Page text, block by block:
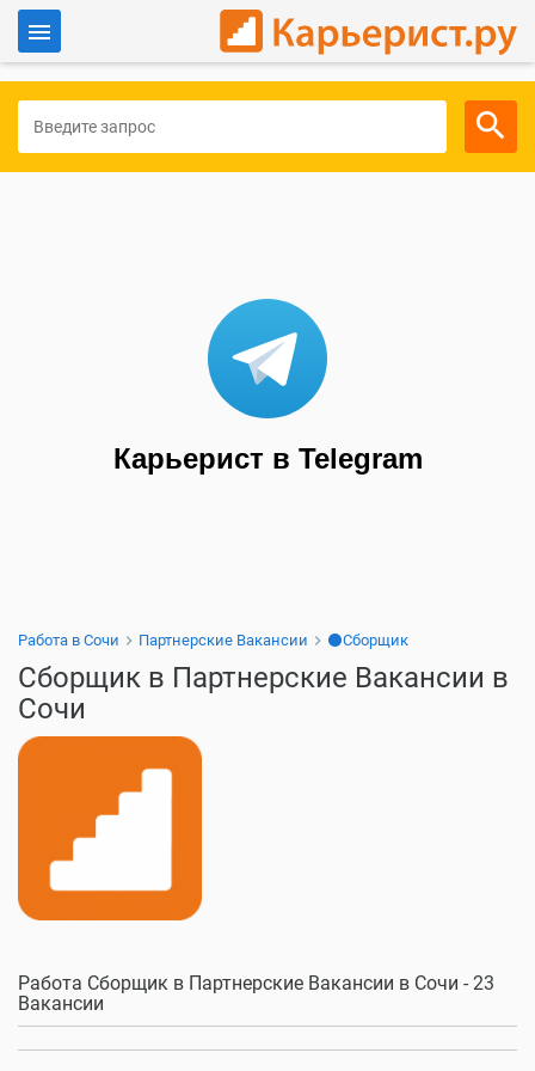
Для работодателей
Карьерист в Telegram
Работа в Сочи Партнерские Вакансии ⚫Сборщик
Сборщик в Партнерские Вакансии в
Сочи
Работа Сборщик в Партнерские Вакансии в Сочи - 23
Вакансии